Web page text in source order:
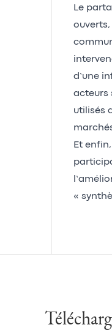
Le
d’une
acteurs
utilisés
Et
«